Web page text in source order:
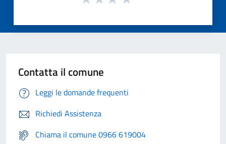
Contatta il comune
Leggi le domande frequenti
Richiedi Assistenza
Chiama il comune 0966 619004